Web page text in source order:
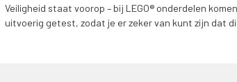
Veiligheid staat voorop – bij LEGO® onderdelen
uitvoerig getest, zodat je er zeker van kunt zijn dat